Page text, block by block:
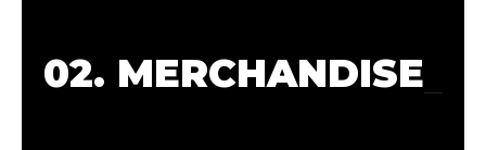
02. MERCHANDISE